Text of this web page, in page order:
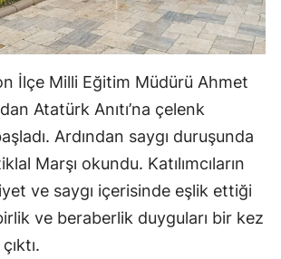
İlçe Milli Eğitim Müdürü Ahmet
Atatürk Anıtı’na çelenk
Ardından saygı duruşunda
Marşı okundu. Katılımcıların
ve saygı içerisinde eşlik ettiği
ve beraberlik duyguları bir kez